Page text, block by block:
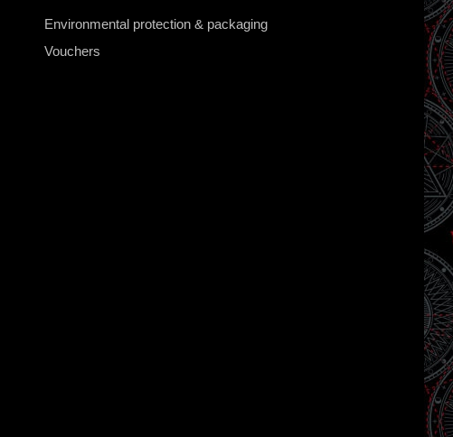
Environmental protection & packaging
Vouchers